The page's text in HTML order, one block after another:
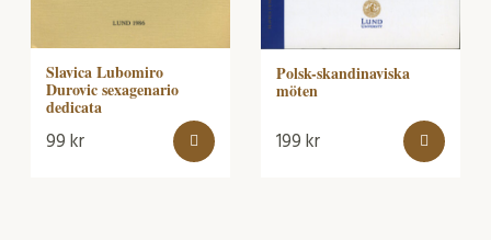
Slavica Lubomiro
Durovic sexagenario
dedicata
99kr
Polsk-skandinaviska
möten
199kr